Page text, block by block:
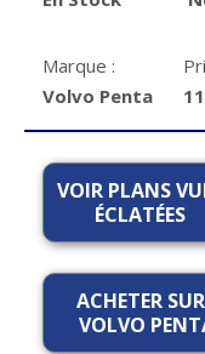
Marque :
Volvo Penta
VOIR PLANS
ÉCLATÉES
ACHETER
VOLVO